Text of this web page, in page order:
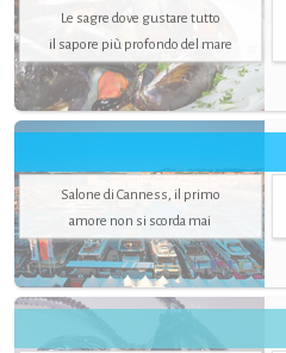
Le sagre dove gustare tutto
il sapore più profondo del mare
Salone di Canness, il primo
amore non si scorda mai